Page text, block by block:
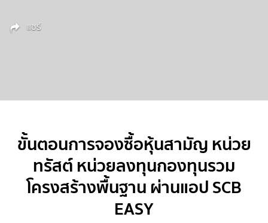
แชร์
ขั้นตอนการจองซื้อหุ้นสามัญ หน่วย
ทรัสต์ หน่วยลงทุนกองทุนรวม
โครงสร้างพื้นฐาน ผ่านแอป SCB
EASY